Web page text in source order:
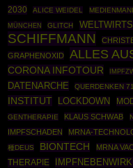
2030
ALICE WEIDEL
MÜNCHEN
GLITCH
SCHIFFMANN
GRAPHENOXID ALLES
CORONA INFOTOUR
DATENARCHE QUERDENKEN
INSTITUT
LOCKDOWN
GENTHERAPIE
KLAUS SCHWAB
IMPFSCHADEN
MRNA-
種DEUS BIONTECH MRNA
THERAPIE